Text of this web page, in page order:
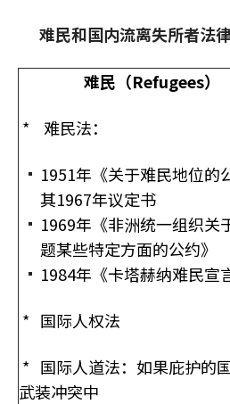
难民和国内流离失所者法
难民（Refugees）
* 难民法：
1951年《关于难民地位的
其1967年议定书
1969年《非洲统一组织关
题某些特定方面的公约》
1984年《卡塔赫纳难民宣
* 国际人权法
* 国际人道法：如果庇护的
武装冲突中